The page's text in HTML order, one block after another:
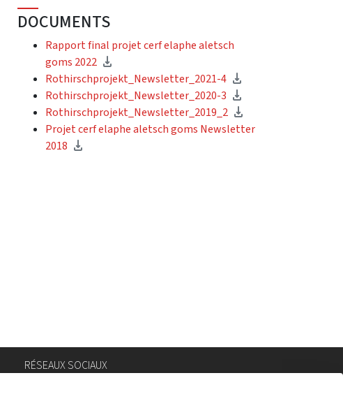
DOCUMENTS
Rapport final projet cerf elaphe aletsch
goms 2022
Rothirschprojekt_Newsletter_2021-4
Rothirschprojekt_Newsletter_2020-3
Rothirschprojekt_Newsletter_2019_2
Projet cerf elaphe aletsch goms Newsletter
2018
RÉSEAUX SOCIAUX